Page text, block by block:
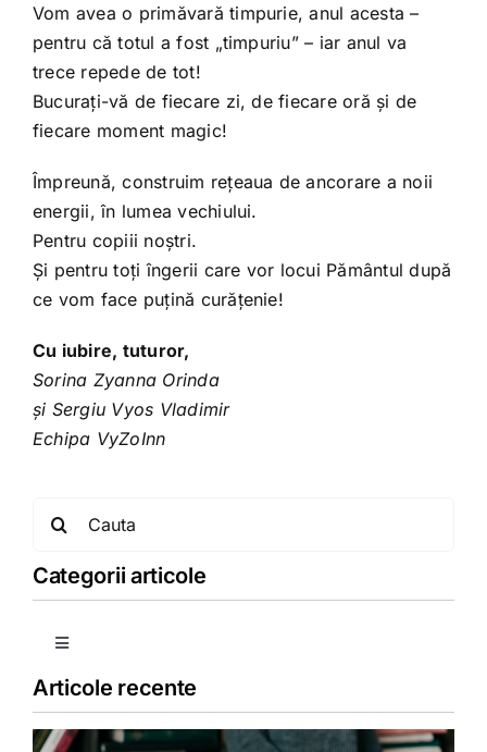
Vom avea o primăvară timpurie, anul acesta –
pentru că totul a fost „timpuriu” – iar anul va
trece repede de tot!
Bucurați-vă de fiecare zi, de fiecare oră și de
fiecare moment magic!
Împreună, construim rețeaua de ancorare a noii
energii, în lumea vechiului.
Pentru copiii noștri.
Și pentru toți îngerii care vor locui Pământul după
ce vom face puțină curățenie!
Cu iubire, tuturor,
Sorina Zyanna Orinda
și Sergiu Vyos Vladimir
Echipa VyZoInn
Categorii articole
Toggle
Copii
Articole recente